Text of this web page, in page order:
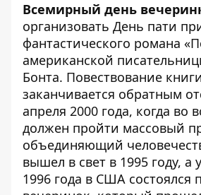
Всемирный день
организовать День пати
фантастического романа
американской
Бонта. Повествование книги
заканчивается обратным
апреля 2000 года, когда во
должен пройти массовый
объединяющий
вышел в свет в 1995 году, а
1996 года в США состоялся